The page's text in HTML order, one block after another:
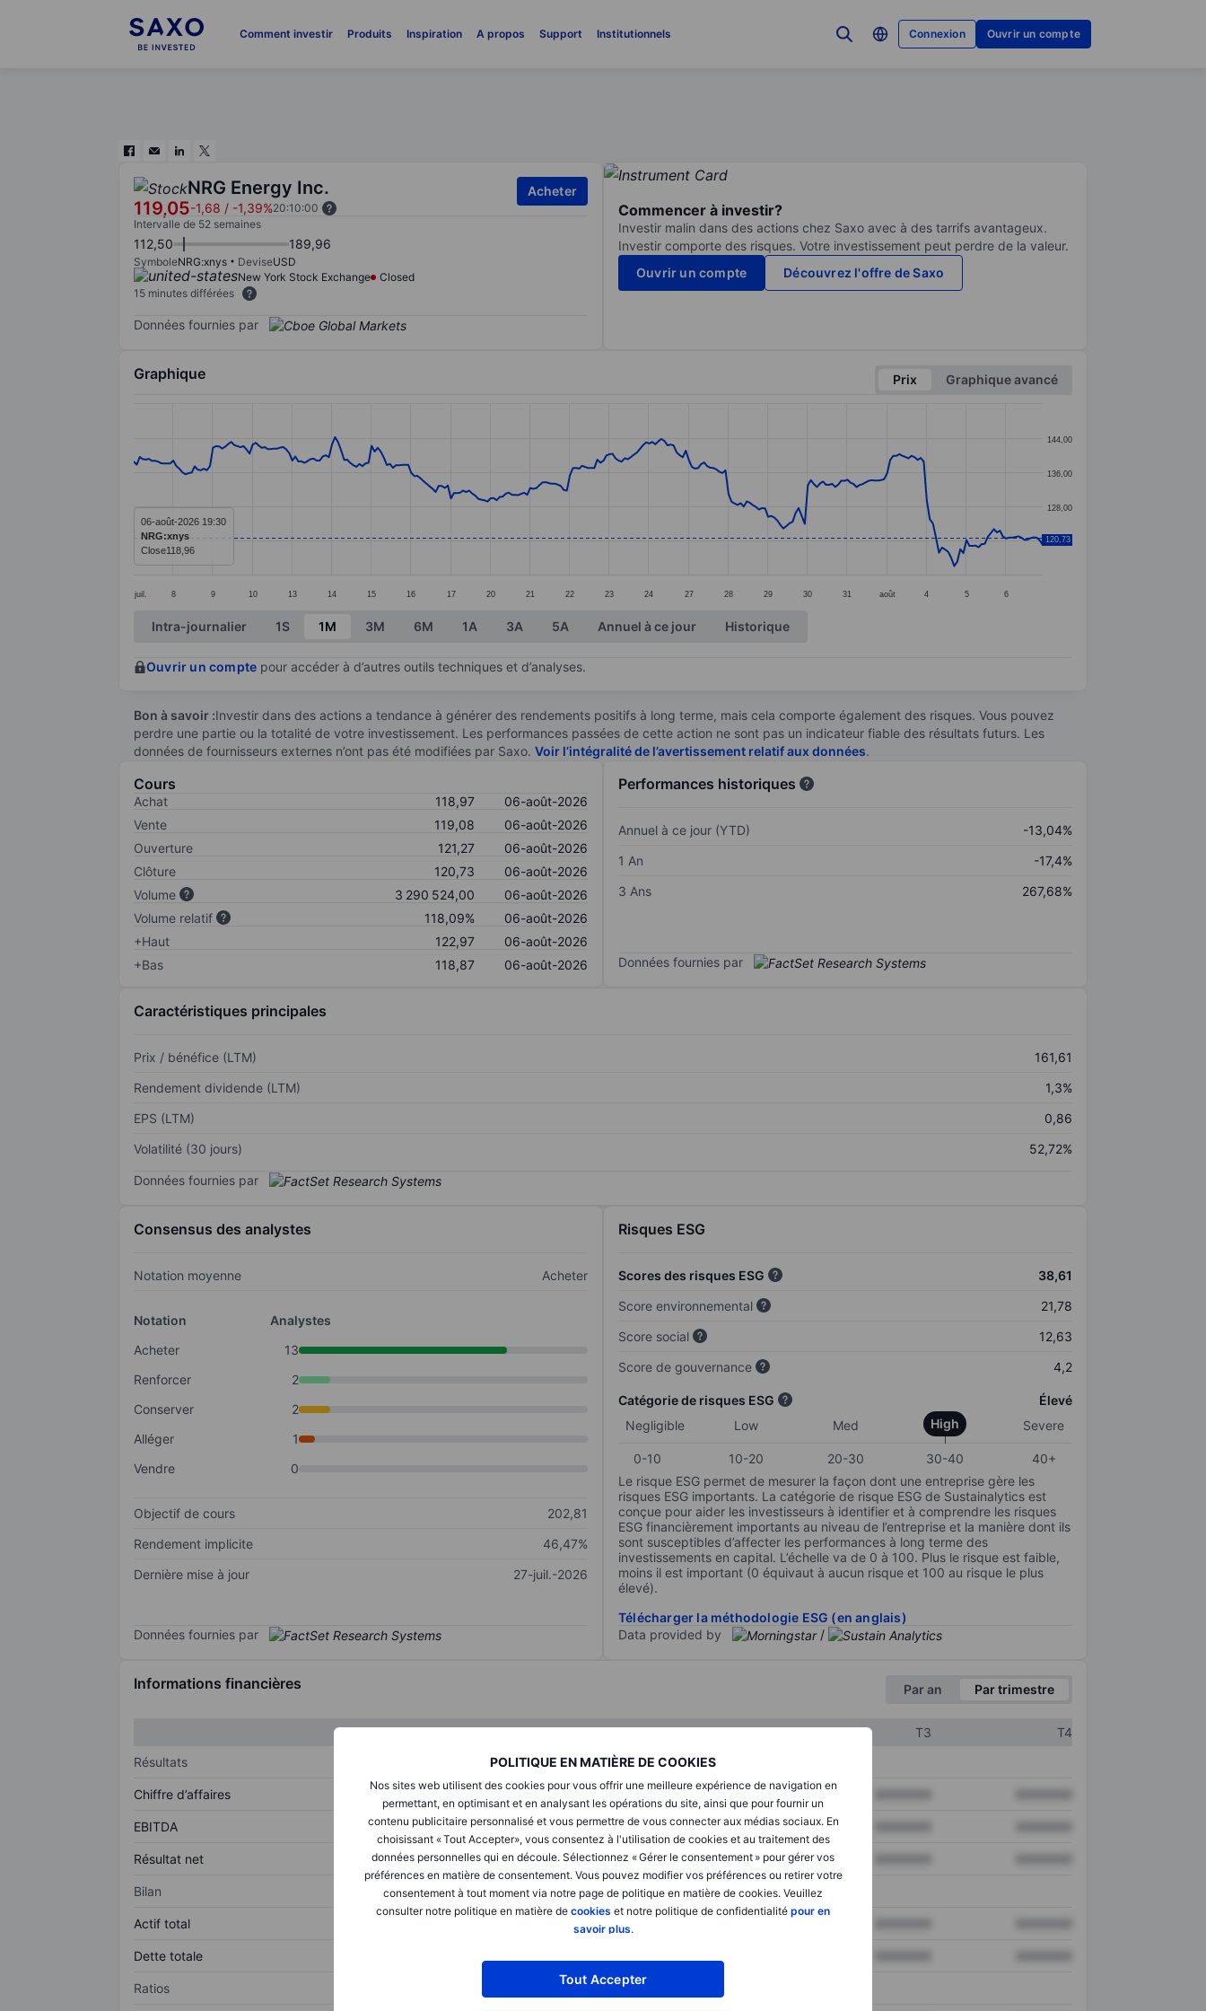
Comment investir Produits Inspiration A propos Support Institutionnels Connexion Ouvrir un compte
POLITIQUE EN MATIÈRE DE COOKIES
Nos sites web utilisent des cookies pour vous offrir une meilleure expérience de navigation en
permettant, en optimisant et en analysant les opérations du site, ainsi que pour fournir un
contenu publicitaire personnalisé et vous permettre de vous connecter aux médias sociaux. En
choisissant « Tout Accepter», vous consentez à l'utilisation de cookies et au traitement des
données personnelles qui en découle. Sélectionnez « Gérer le consentement » pour gérer vos
préférences en matière de consentement. Vous pouvez modifier vos préférences ou retirer votre
consentement à tout moment via notre page de politique en matière de cookies. Veuillez
consulter notre politique en matière de cookies et notre politique de confidentialité pour en
savoir plus.
Tout Accepter
NRG Energy Inc.
119,05-1,68 / -1,39%20:10:00
Acheter
Intervalle de 52 semaines
112,50 189,96
SymboleNRG:xnys DeviseUSD
New York Stock Exchange
Closed
15 minutes différées
Données fournies par
Commencer à investir?
Investir malin dans des actions chez Saxo avec à des tarrifs avantageux.
Investir comporte des risques. Votre investissement peut perdre de la valeur.
Ouvrir un compte
Découvrez l'offre de Saxo
Graphique Prix
Graphique avancé
Line chart with 299 data points.
The chart has 1 X axis displaying categories.
The chart has 1 Y axis displaying values. Data ranges from 113.99 to 144.23.
juil. 8 9 10 13 14 15 16 17 20 21 22 23 24 27 28 29 30 31 août 4 5 6
120,00
128,00
136,00
144,00
120,73
06-août-2026 19:30
NRG:xnys
Close118,96
End of interactive chart.
Intra-journalier 1S 1M 3M 6M 1A 3A 5A Annuel à ce jour Historique
Ouvrir un compte pour accéder à d’autres outils techniques et d’analyses.
Bon à savoir :Investir dans des actions a tendance à générer des rendements positifs à long terme, mais cela comporte également des risques. Vous pouvez
perdre une partie ou la totalité de votre investissement. Les performances passées de cette action ne sont pas un indicateur fiable des résultats futurs. Les
données de fournisseurs externes n’ont pas été modifiées par Saxo. Voir l’intégralité de l’avertissement relatif aux données.
Cours
Achat 118,97
06-août-2026
Vente
119,08
06-août-2026
Ouverture
121,27
06-août-2026
Clôture
120,73
06-août-2026
Volume
3 290 524,00
06-août-2026
Volume relatif
118,09%
06-août-2026
+Haut
122,97
06-août-2026
+Bas
118,87 06-août-2026
Performances historiques
Annuel à ce jour (YTD)
-13,04%
1 An
-17,4%
3 Ans
267,68%
Données fournies par
Caractéristiques principales
Prix / bénéfice (LTM)
161,61
Rendement dividende (LTM)
1,3%
EPS (LTM)
0,86
Volatilité (30 jours)
52,72%
Données fournies par
Consensus des analystes
Notation moyenne Acheter
Notation
Analystes
Acheter
13
Renforcer
2
Conserver
2
Alléger
1
Vendre
0
Objectif de cours
202,81
Rendement implicite
46,47%
Dernière mise à jour
27-juil.-2026
Données fournies par
Risques ESG
Scores des risques ESG
38,61
Score environnemental
21,78
Score social
12,63
Score de gouvernance
4,2
Catégorie de risques ESG
Élevé
Negligible
Low Med High Severe
0-10 10-20 20-30 30-40
40+
Le risque ESG permet de mesurer la façon dont une entreprise gère les
risques ESG importants. La catégorie de risque ESG de Sustainalytics est
conçue pour aider les investisseurs à identifier et à comprendre les risques
ESG financièrement importants au niveau de l’entreprise et la manière dont ils
sont susceptibles d’affecter les performances à long terme des
investissements en capital. L’échelle va de 0 à 100. Plus le risque est faible,
moins il est important (0 équivaut à aucun risque et 100 au risque le plus
élevé).
Télécharger la méthodologie ESG (en anglais)
Data provided by
/
Informations financières Par an Par trimestre
T1 T2 T3
T4
Résultats
Chiffre d’affaires XXXXXXX XXXXXXX
EBITDA XXXXXXX XXXXXXX
Résultat net XXXXXXX XXXXXXX
Bilan
Actif total XXXXXXX
Dette totale
Ratios